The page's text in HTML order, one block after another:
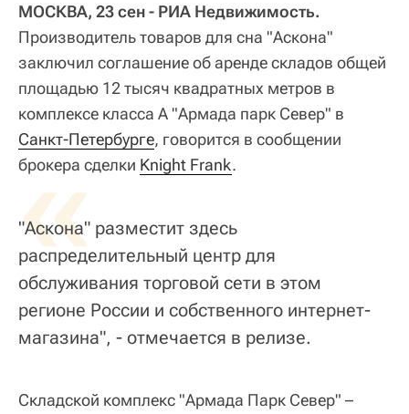
МОСКВА, 23 сен - РИА Недвижимость.
Производитель товаров для сна "Аскона"
заключил соглашение об аренде складов общей
площадью 12 тысяч квадратных метров в
комплексе класса А "Армада парк Север" в
Санкт-Петербурге, говорится в сообщении
брокера сделки Knight Frank.
«
"Аскона" разместит здесь
распределительный центр для
обслуживания торговой сети в этом
регионе России и собственного интернет-
магазина", - отмечается в релизе.
Складской комплекс "Армада Парк Север" –